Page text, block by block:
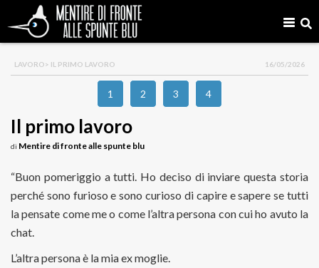
LAVORO> IL PRIMO LAVORO 16/05/2026
1 2 3 4
Il primo lavoro
di Mentire di fronte alle spunte blu
“Buon pomeriggio a tutti. Ho deciso di inviare questa storia
perché sono furioso e sono curioso di capire e sapere se tutti
la pensate come me o come l’altra persona con cui ho avuto la
chat.
L’altra persona è la mia ex moglie.